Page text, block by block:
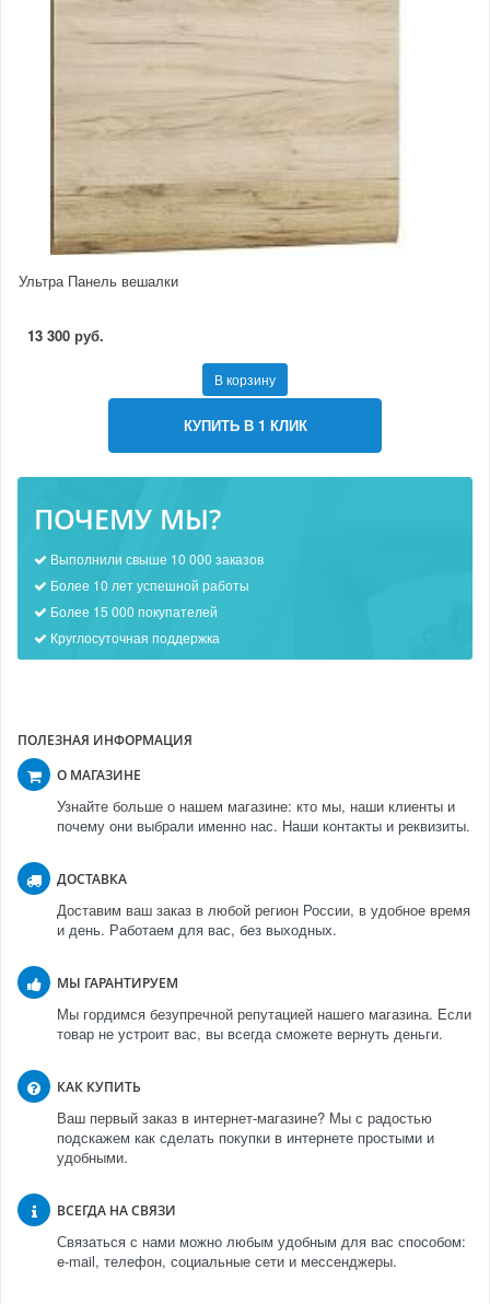
Ультра Панель вешалки
13 300 руб.
В корзину
КУПИТЬ В 1 КЛИК
ПОЧЕМУ МЫ?
Выполнили свыше 10 000 заказов
Более 10 лет успешной работы
Более 15 000 покупателей
Круглосуточная поддержка
ПОЛЕЗНАЯ ИНФОРМАЦИЯ
О МАГАЗИНЕ
Узнайте больше о нашем магазине: кто мы, наши клиенты и
почему они выбрали именно нас. Наши контакты и реквизиты.
ДОСТАВКА
Доставим ваш заказ в любой регион России, в удобное время
и день. Работаем для вас, без выходных.
МЫ ГАРАНТИРУЕМ
Мы гордимся безупречной репутацией нашего магазина. Если
товар не устроит вас, вы всегда сможете вернуть деньги.
КАК КУПИТЬ
Ваш первый заказ в интернет-магазине? Мы с радостью
подскажем как сделать покупки в интернете простыми и
удобными.
ВСЕГДА НА СВЯЗИ
Связаться с нами можно любым удобным для вас способом:
e-mail, телефон, социальные сети и мессенджеры.